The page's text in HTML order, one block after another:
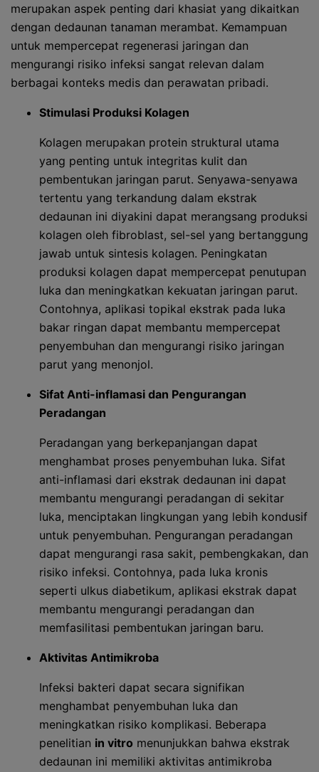
merupakan aspek penting dari khasiat yang dikaitkan
dengan dedaunan tanaman merambat. Kemampuan
untuk mempercepat regenerasi jaringan dan
mengurangi risiko infeksi sangat relevan dalam
berbagai konteks medis dan perawatan pribadi.
Stimulasi Produksi Kolagen
Kolagen merupakan protein struktural utama
yang penting untuk integritas kulit dan
pembentukan jaringan parut. Senyawa-senyawa
tertentu yang terkandung dalam ekstrak
dedaunan ini diyakini dapat merangsang produksi
kolagen oleh fibroblast, sel-sel yang bertanggung
jawab untuk sintesis kolagen. Peningkatan
produksi kolagen dapat mempercepat penutupan
luka dan meningkatkan kekuatan jaringan parut.
Contohnya, aplikasi topikal ekstrak pada luka
bakar ringan dapat membantu mempercepat
penyembuhan dan mengurangi risiko jaringan
parut yang menonjol.
Sifat Anti-inflamasi dan Pengurangan
Peradangan
Peradangan yang berkepanjangan dapat
menghambat proses penyembuhan luka. Sifat
anti-inflamasi dari ekstrak dedaunan ini dapat
membantu mengurangi peradangan di sekitar
luka, menciptakan lingkungan yang lebih kondusif
untuk penyembuhan. Pengurangan peradangan
dapat mengurangi rasa sakit, pembengkakan, dan
risiko infeksi. Contohnya, pada luka kronis
seperti ulkus diabetikum, aplikasi ekstrak dapat
membantu mengurangi peradangan dan
memfasilitasi pembentukan jaringan baru.
Aktivitas Antimikroba
Infeksi bakteri dapat secara signifikan
menghambat penyembuhan luka dan
meningkatkan risiko komplikasi. Beberapa
penelitian in vitro menunjukkan bahwa ekstrak
dedaunan ini memiliki aktivitas antimikroba